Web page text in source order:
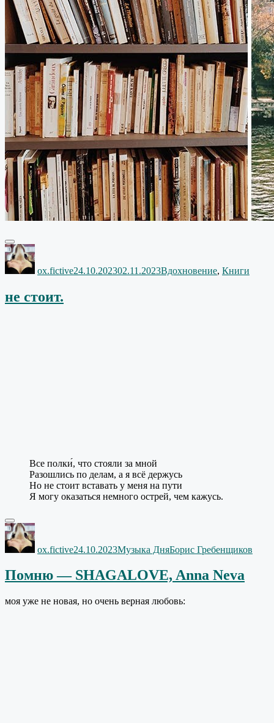
Автор
ox.fictive24.10.202302.11.2023Вдохновение, Книги
не стоит.
Все полки́, что стояли за мной
Разошлись по делам, а я всё держусь
Но не стоит вставать у меня на пути
Я могу оказаться немного острей, чем кажусь.
Автор
ox.fictive24.10.2023Музыка ДняБорис Гребенщиков
Помню — SHAGALOVE, Anna Neva
моя уже не новая, но очень верная любовь: